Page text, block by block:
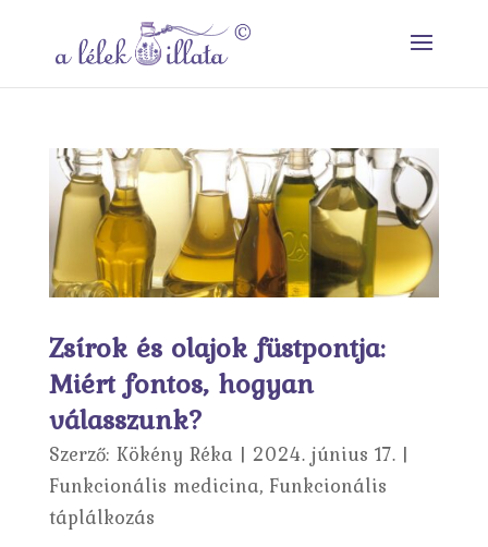
Zsírok és olajok füstpontja:
Miért fontos, hogyan
válasszunk?
Szerző: Kökény Réka | 2024. június 17.|
Funkcionális medicina, Funkcionális
táplálkozás